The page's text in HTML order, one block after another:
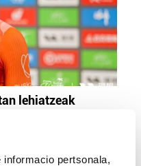
informacio pertsonala,
lehiatzeak